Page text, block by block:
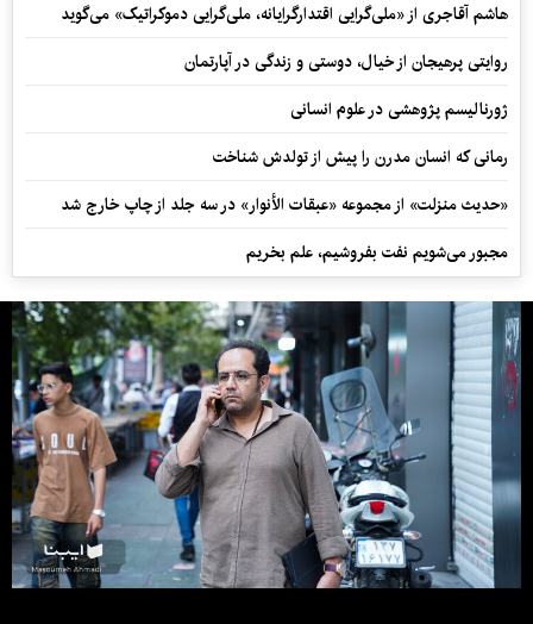
هاشم آقاجری از «ملی‌گرایی اقتدارگرایانه، ملی‌گرایی دموکراتیک» می‌گوید
روایتی پرهیجان از خیال، دوستی و زندگی در آپارتمان
ژورنالیسم پژوهشی در علوم انسانی
رمانی که انسان مدرن را پیش از تولدش شناخت
«حدیث منزلت» از مجموعه «عبقات الأنوار» در سه جلد از چاپ خارج شد
مجبور می‌شویم نفت بفروشیم، علم بخریم